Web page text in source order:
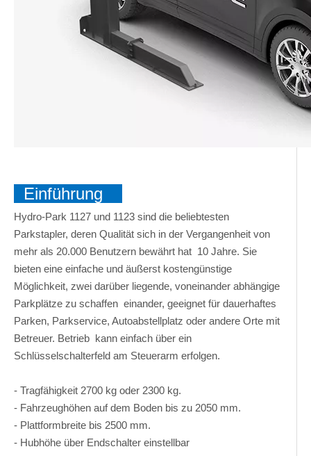
Einführung
Hydro-Park 1127 und 1123 sind die beliebtesten
Parkstapler, deren Qualität sich in der Vergangenheit von
mehr als 20.000 Benutzern bewährt hat 10 Jahre. Sie
bieten eine einfache und äußerst kostengünstige
Möglichkeit, zwei darüber liegende, voneinander abhängige
Parkplätze zu schaffen einander, geeignet für dauerhaftes
Parken, Parkservice, Autoabstellplatz oder andere Orte mit
Betreuer. Betrieb kann einfach über ein
Schlüsselschalterfeld am Steuerarm erfolgen.
- Tragfähigkeit 2700 kg oder 2300 kg.
- Fahrzeughöhen auf dem Boden bis zu 2050 mm.
- Plattformbreite bis 2500 mm.
- Hubhöhe über Endschalter einstellbar